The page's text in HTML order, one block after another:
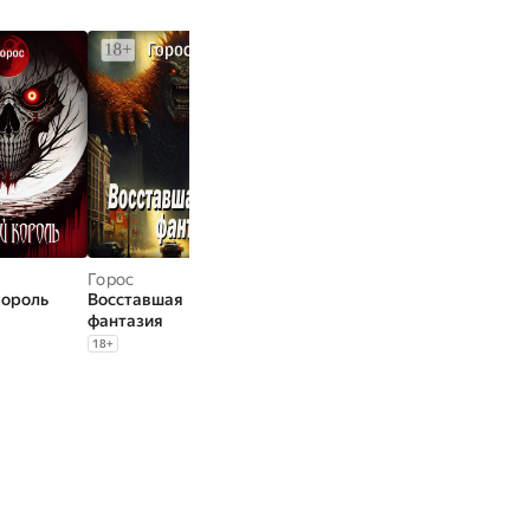
Горос
Восставшая
фантазия
18+